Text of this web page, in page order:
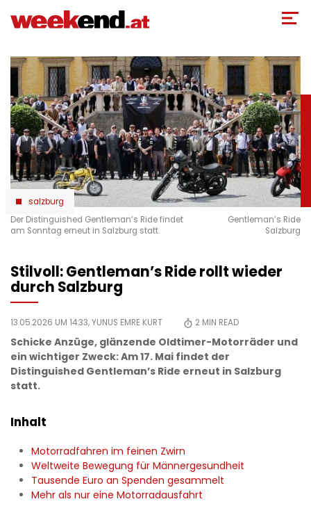
zum
salzburg
Der Distinguished Gentleman’s Ride findet
am Sonntag erneut in Salzburg statt.
Gentleman’s Ride
Salzburg
Stilvoll: Gentleman’s Ride rollt wieder
durch Salzburg
13.05.2026 UM 14:33,YUNUS EMRE KURT 2 MIN READ
Schicke Anzüge, glänzende Oldtimer-Motorräder und
ein wichtiger Zweck: Am 17. Mai findet der
Distinguished Gentleman’s Ride erneut in Salzburg
statt.
Inhalt
Motorradfahren im feinen Zwirn
Weltweite Bewegung für Männergesundheit
Tausende Euro an Spenden gesammelt
Mehr als nur eine Motorradausfahrt